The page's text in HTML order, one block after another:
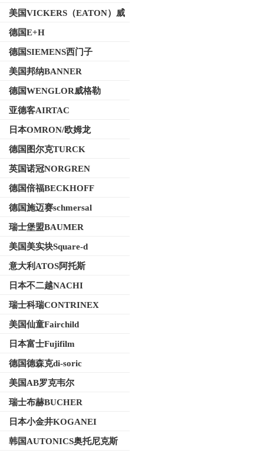
美国VICKERS（EATON）威
格士
德国E+H
德国SIEMENS西门子
美国邦纳BANNER
德国WENGLOR威格勒
亚德客AIRTAC
日本OMRON/欧姆龙
德国图尔克TURCK
英国诺冠NORGREN
德国倍福BECKHOFF
德国施迈赛schmersal
瑞士堡盟BAUMER
美国美实块Square-d
意大利ATOS阿托斯
日本不二越NACHI
瑞士科瑞CONTRINEX
美国仙童Fairchild
日本富士Fujifilm
德国德森克di-soric
美国AB罗克韦尔
瑞士布赫BUCHER
日本小金井KOGANEI
韩国AUTONICS奥托尼克斯